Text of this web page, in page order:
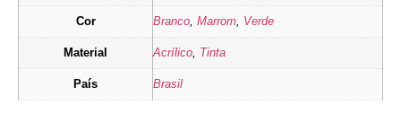
Cor Branco Marrom Verde
Material Acrílico Tinta
País Brasil